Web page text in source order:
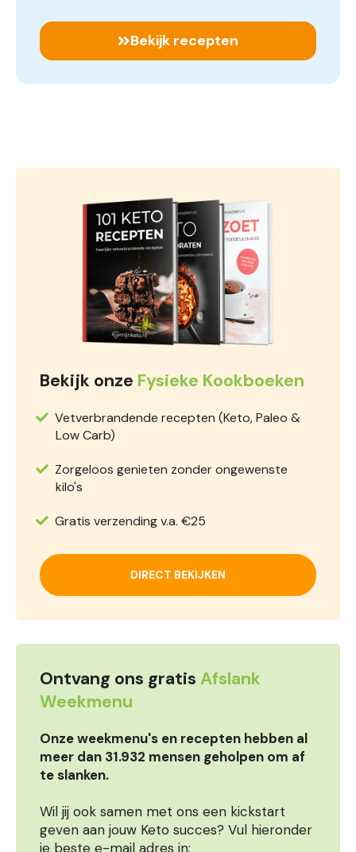
Bekijk recepten
Bekijk onze Fysieke Kookboeken
Vetverbrandende recepten (Keto, Paleo &
Low Carb)
Zorgeloos genieten zonder ongewenste
kilo's
Gratis verzending v.a. €25
DIRECT BEKIJKEN
Ontvang ons gratis Afslank
Weekmenu
Onze weekmenu's en recepten hebben al
meer dan 31.932 mensen geholpen om af
te slanken.
Wil jij ook samen met ons een kickstart
geven aan jouw Keto succes? Vul hieronder
je beste e-mail adres in: